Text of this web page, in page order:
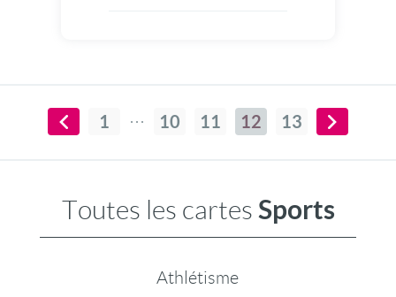
1 10 11 12 13
Toutes les cartes Sports
Athlétisme